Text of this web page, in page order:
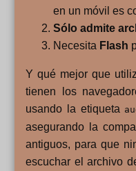
en un móvil es
Sólo admite
Necesita Flash
Y qué mejor que
tienen los
usando la etiqueta
asegurando la
antiguos, para que
escuchar el archivo